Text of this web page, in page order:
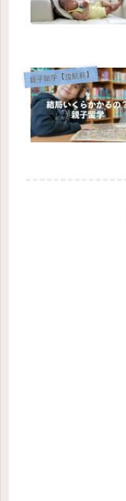
親子留学【渡航前】